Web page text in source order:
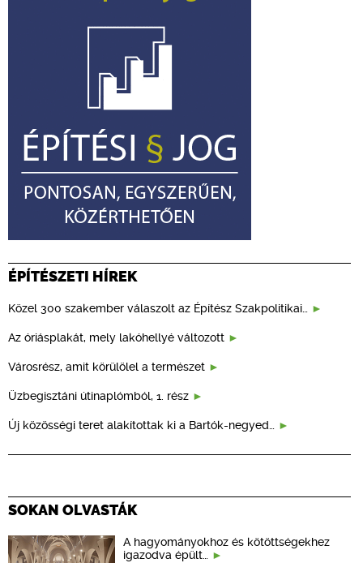
ÉPÍTÉSZETI HÍREK
Közel 300 szakember válaszolt az Építész Szakpolitikai…
Az óriásplakát, mely lakóhellyé változott
Városrész, amit körülölel a természet
Üzbegisztáni útinaplómból, 1. rész
Új közösségi teret alakítottak ki a Bartók-negyed…
SOKAN OLVASTÁK
A hagyományokhoz és kötöttségekhez
igazodva épült…